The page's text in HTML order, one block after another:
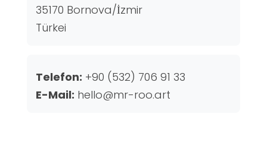
35170 Bornova/İzmir
Türkei
Telefon: +90 (532) 706 91 33
E-Mail: hello@mr-roo.art